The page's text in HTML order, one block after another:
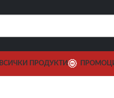
ВСИЧКИ ПРОДУКТИ